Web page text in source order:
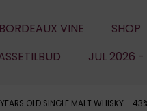
VINE SHOP
JUL 2026 -
OLD SINGLE MALT WHISKY -